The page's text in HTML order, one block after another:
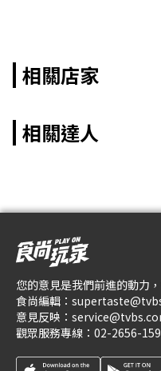
相關店家
相關達人
您的意見是我們前進的動力
食尚編輯：
意見反映：
觀眾服務專線： 02-2656-